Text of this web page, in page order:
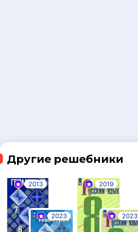
Другие решебники
2013
2023
2019
2023